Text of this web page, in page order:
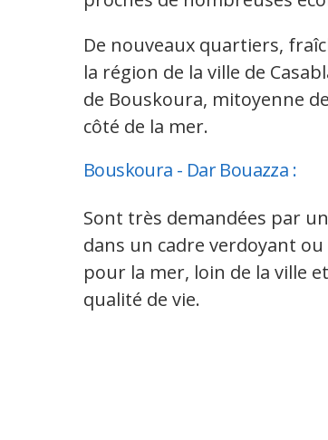
De nouveaux quartiers,
la région de la ville de
de Bouskoura, mitoyenne
côté de la mer.
Bouskoura - Dar Bouazza :
Sont très demandées par
dans un cadre verdoyant
pour la mer, loin de la ville
qualité de vie.